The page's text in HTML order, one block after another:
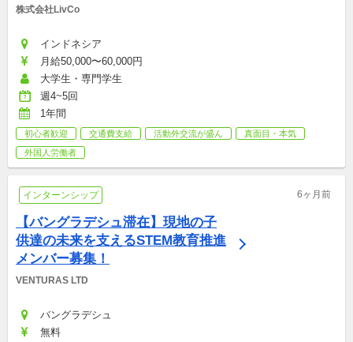
株式会社LivCo
インドネシア
月給50,000〜60,000円
大学生・専門学生
週4~5回
1年間
初心者歓迎 交通費支給 活動外交流が盛ん
真面目・本気
外国人労働者
インターンシップ 6ヶ月前
【バングラデシュ滞在】現地の子
供達の未来を支えるSTEM教育推進
メンバー募集！
VENTURAS LTD
バングラデシュ
無料